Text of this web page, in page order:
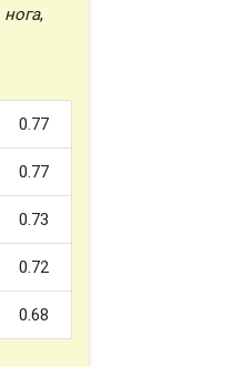
нога,
0.77
0.77
0.73
0.72
0.68